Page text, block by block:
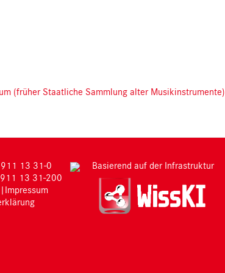
(früher Staatliche Sammlung alter Musikinstrumente)
13 31-0
13 31-200
| Impressum
Basierend auf der Infrastruktur